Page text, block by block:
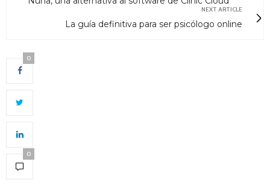
NEXT ARTICLE
La guía definitiva para ser psicólogo online
0
0